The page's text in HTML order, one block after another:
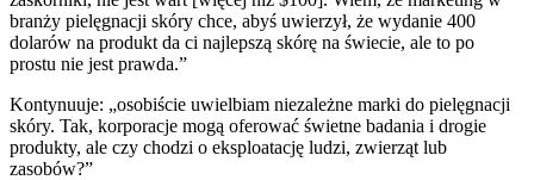
branży pielęgnacji skóry chce, abyś uwierzył, że wydanie 400
dolarów na produkt da ci najlepszą skórę na świecie, ale to po
prostu nie jest prawda.”
Kontynuuje: „osobiście uwielbiam niezależne marki do pielęgnacji
skóry. Tak, korporacje mogą oferować świetne badania i drogie
produkty, ale czy chodzi o eksploatację ludzi, zwierząt lub
zasobów?”